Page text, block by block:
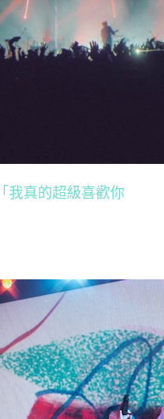
我真的超級喜歡你